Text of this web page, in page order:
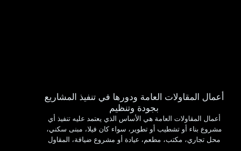
أعمال المقاولات العامة ودورها في تنفيذ المشاريع
بجودة وتنظيم
أعمال المقاولات العامة هي الأساس الذي يعتمد عليه تنفيذ أي
مشروع بناء أو تشطيب أو تطوير، سواء كان فيلا، مبنى سكني،
محل تجاري، مكتب، مطعم، عيادة أو مشروع ضيافة، المقاول